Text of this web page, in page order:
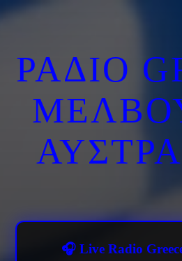
ΡΑΔΙΟ
🎧 Live Radio